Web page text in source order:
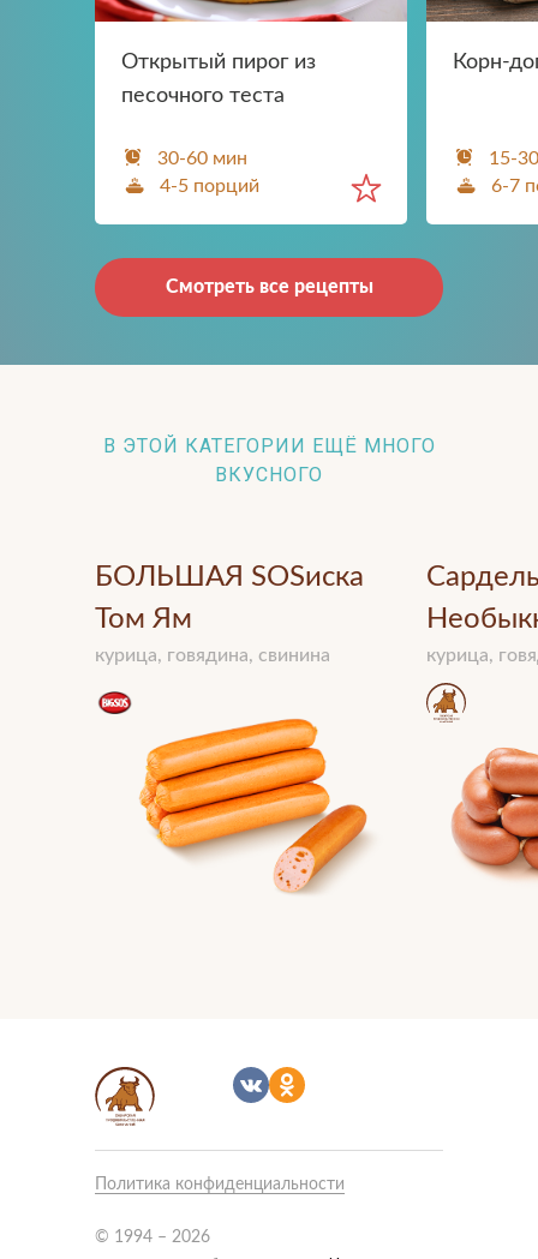
Связаться с нами
Открытый пирог из
песочного теста
30-60 мин
4-5 порций
Корн-
15-
6-7
Смотреть все рецепты
В ЭТОЙ КАТЕГОРИИ ЕЩЁ МНОГО
ВКУСНОГО
БОЛЬШАЯ SOSиска
Том Ям
курица, говядина, свинина курица,
Политика конфиденциальности
© 1994 – 2026